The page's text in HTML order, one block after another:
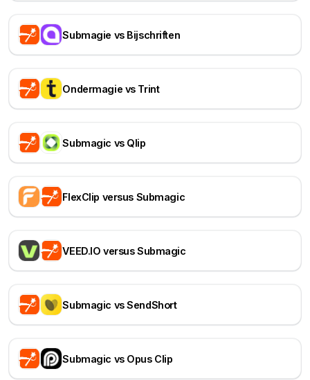
Submagie vs Bijschriften
Ondermagie vs Trint
Submagic vs Qlip
FlexClip versus Submagic
VEED.IO versus Submagic
Submagic vs SendShort
Submagic vs Opus Clip